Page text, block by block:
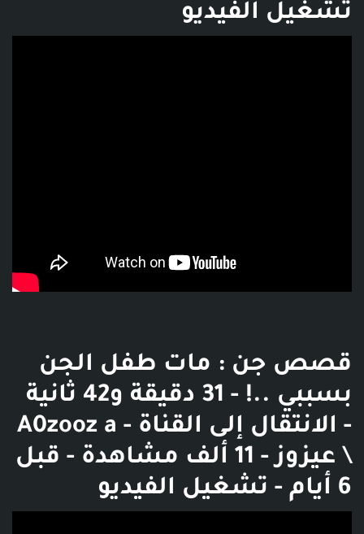
تشغيل الفيديو
قصص جن : مات طفل الجن
بسببي ..! - 31 دقيقة و42 ثانية
- الانتقال إلى القناة - A0zooz a
\ عيزوز - 11 ألف مشاهدة - قبل
6 أيام - تشغيل الفيديو